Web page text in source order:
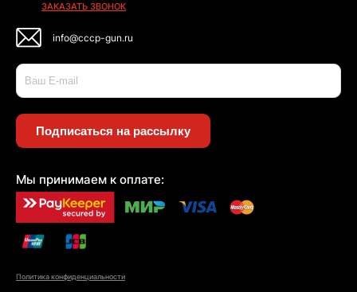
ЗАКАЗАТЬ ЗВОНОК
info@cccp-gun.ru
Подписаться на рассылку
Мы принимаем к оплате:
Политика конфиденциальности